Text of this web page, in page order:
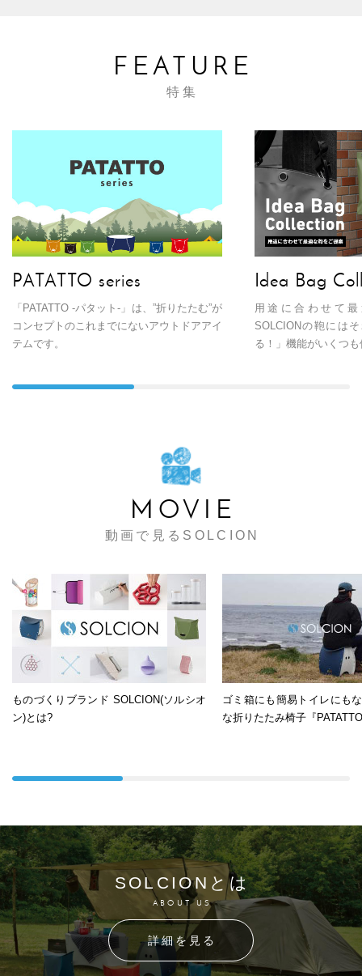
FEATURE
特集
PATATTO series
「PATATTO -パタット-」は、”折りたたむ”が
コンセプトのこれまでにないアウトドアアイ
テムです。
Idea Bag
用途に合わせて
SOLCIONの鞄には
る！」機能がいくつ
MOVIE
動画で見るSOLCION
ものづくりブランド SOLCION(ソルシオ
ン)とは?
ゴミ箱にも簡易トイレにも
な折りたたみ椅子『
SOLCIONとは
ABOUT US
詳細を見る